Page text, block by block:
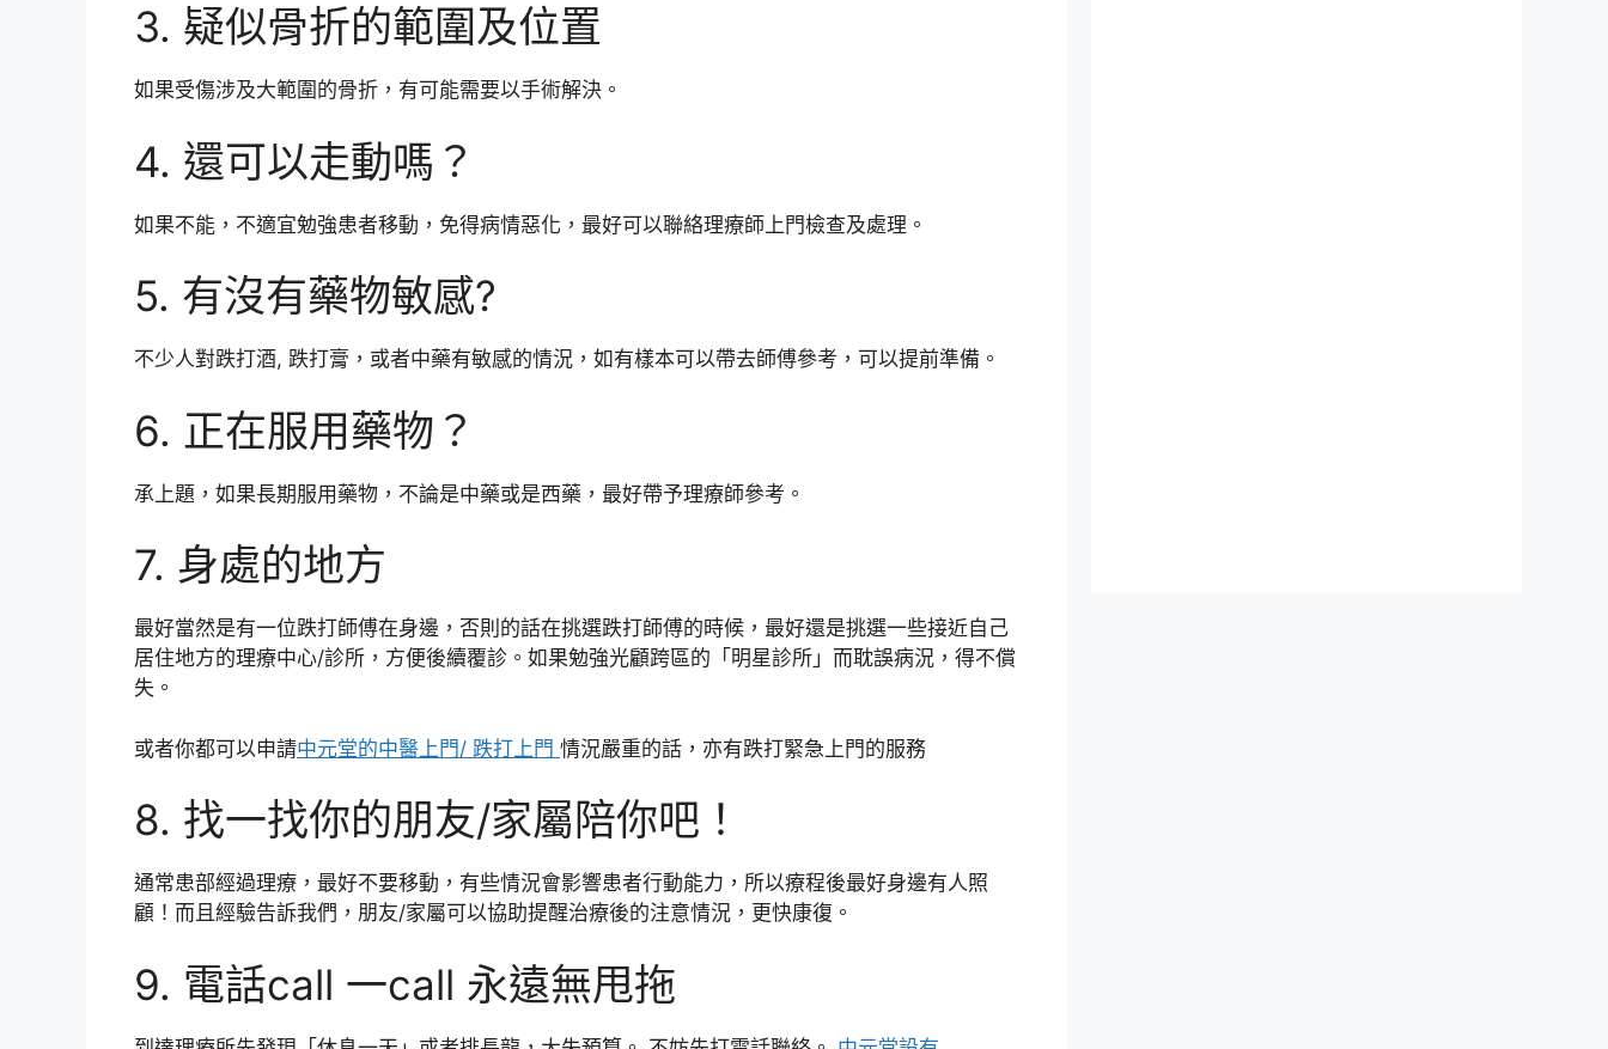
3. 疑似骨折的範圍及位置
如果受傷涉及大範圍的骨折，有可能需要以手術解決。
4. 還可以走動嗎？
如果不能，不適宜勉強患者移動，免得病情惡化，最好可以聯絡理療師上門檢查及處理。
5. 有沒有藥物敏感?
不少人對跌打酒, 跌打膏，或者中藥有敏感的情況，如有樣本可以帶去師傅參考，可以提前準備。
6. 正在服用藥物？
承上題，如果長期服用藥物，不論是中藥或是西藥，最好帶予理療師參考。
7. 身處的地方
最好當然是有一位跌打師傅在身邊，否則的話在挑選跌打師傅的時候，最好還是挑選一些接近自己
居住地方的理療中心/診所，方便後續覆診。如果勉強光顧跨區的「明星診所」而耽誤病況，得不償
失。
或者你都可以申請中元堂的中醫上門/ 跌打上門 情況嚴重的話，亦有跌打緊急上門的服務
8. 找一找你的朋友/家屬陪你吧！
通常患部經過理療，最好不要移動，有些情況會影響患者行動能力，所以療程後最好身邊有人照
顧！而且經驗告訴我們，朋友/家屬可以協助提醒治療後的注意情況，更快康復。
9. 電話call 一call 永遠無甩拖